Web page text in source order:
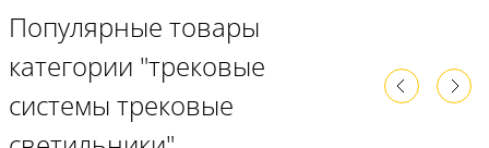
Популярные товары
категории "трековые
системы трековые